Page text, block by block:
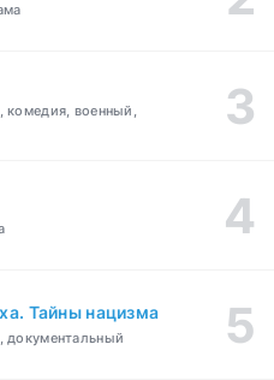
комедия, военный,
Тайны нацизма
документальный